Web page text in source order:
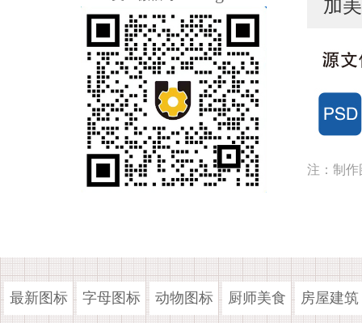
加
注：制作
最新图标 字母图标 动物图标 厨师美食 房屋建筑